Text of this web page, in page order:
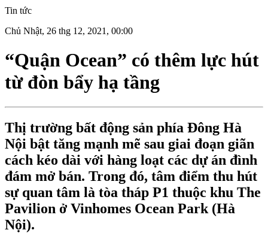
Tin tức
Chủ Nhật, 26 thg 12, 2021, 00:00
“Quận Ocean” có thêm lực hút
từ đòn bẩy hạ tầng
Thị trường bất động sản phía Đông Hà
Nội bật tăng mạnh mẽ sau giai đoạn giãn
cách kéo dài với hàng loạt các dự án đình
đám mở bán. Trong đó, tâm điểm thu hút
sự quan tâm là tòa tháp P1 thuộc khu The
Pavilion ở Vinhomes Ocean Park (Hà
Nội).